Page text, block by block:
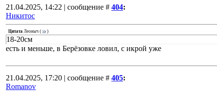
21.04.2025, 14:22 | сообщение # 404:
Никитос
Цитата Леоныч ( )
18-20см
есть и меньше, в Берёзовке ловил, с икрой уже
21.04.2025, 17:20 | сообщение # 405:
Romanov